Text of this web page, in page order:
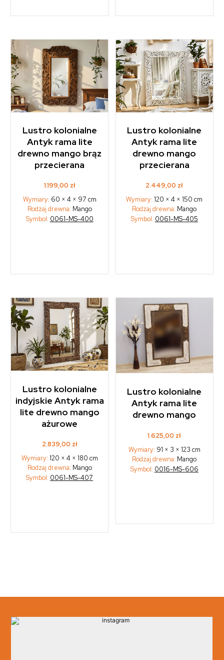
Lustro kolonialne
Antyk rama lite
drewno mango brąz
przecierana
1.199,00 zł
Wymiary: 60 × 4 × 97 cm
Rodzaj drewna: Mango
Symbol: 0061-MS-400
Lustro kolonialne
Antyk rama lite
drewno mango
przecierana
2.449,00 zł
Wymiary:120 × 4 × 150 cm
Rodzaj drewna: Mango
Symbol: 0061-MS-405
Lustro kolonialne
indyjskie Antyk rama
lite drewno mango
ażurowe
2.839,00 zł
Wymiary: 120 × 4 × 180 cm
Rodzaj drewna: Mango
Symbol: 0061-MS-407
Lustro kolonialne
Antyk rama lite
drewno mango
1.625,00 zł
Wymiary: 91 × 3 × 123 cm
Rodzaj drewna: Mango
Symbol: 0016-MS-606